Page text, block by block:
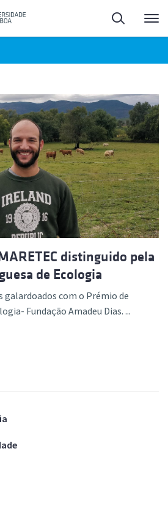
Pesquisa
distinguido pela
de Ecologia
galardoados com o Prémio de
Fundação Amadeu Dias. ...